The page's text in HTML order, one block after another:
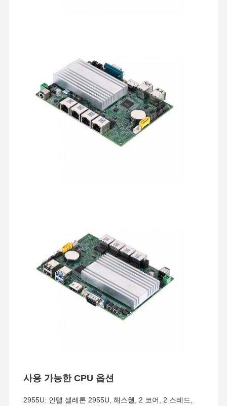
사용 가능한 CPU 옵션
2955U: 인텔 셀레론 2955U, 해스웰, 2 코어, 2 스레드,